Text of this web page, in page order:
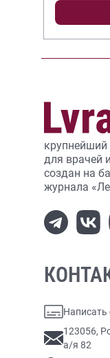
крупнейший
для врачей
создан на
журнала
123056,
а/я 82